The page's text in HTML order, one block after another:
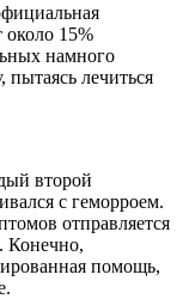
около 15%
намного
лечиться
второй
с геморроем.
отправляется
Конечно,
помощь,